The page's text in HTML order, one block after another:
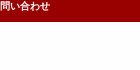
い合わせ